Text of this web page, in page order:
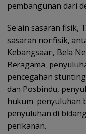
pembangunan dari
Selain sasaran fisik,
sasaran nonfisik,
Kebangsaan, Bela
Beragama,
pencegahan
dan Posbindu,
hukum, penyuluhan
penyuluhan di
perikanan.